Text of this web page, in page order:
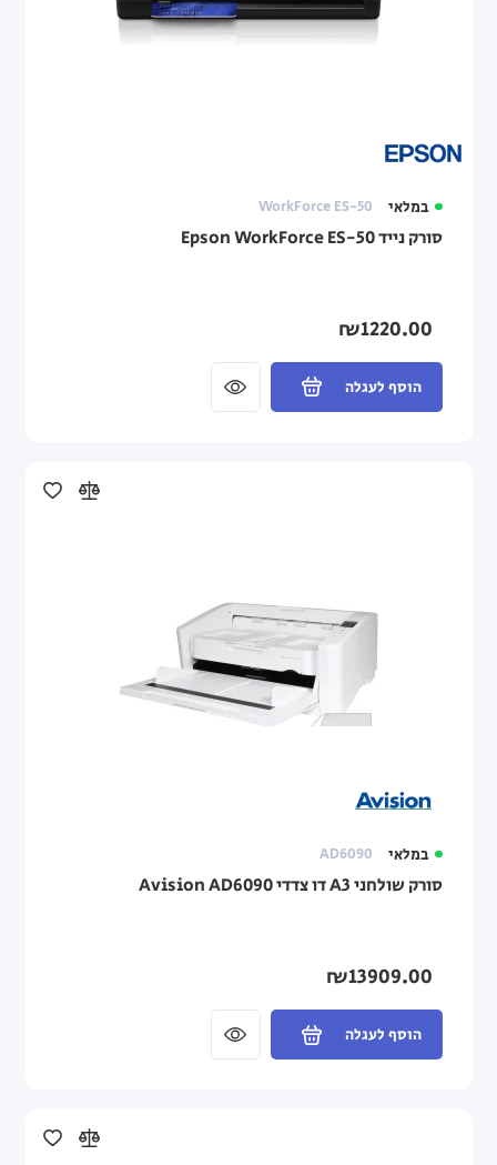
במלאי WorkForce ES-50
סורק נייד Epson WorkForce ES-50
₪1220.00
הוסף לעגלה
במלאי AD6090
סורק שולחני A3 דו צדדי Avision AD6090
₪13909.00
הוסף לעגלה